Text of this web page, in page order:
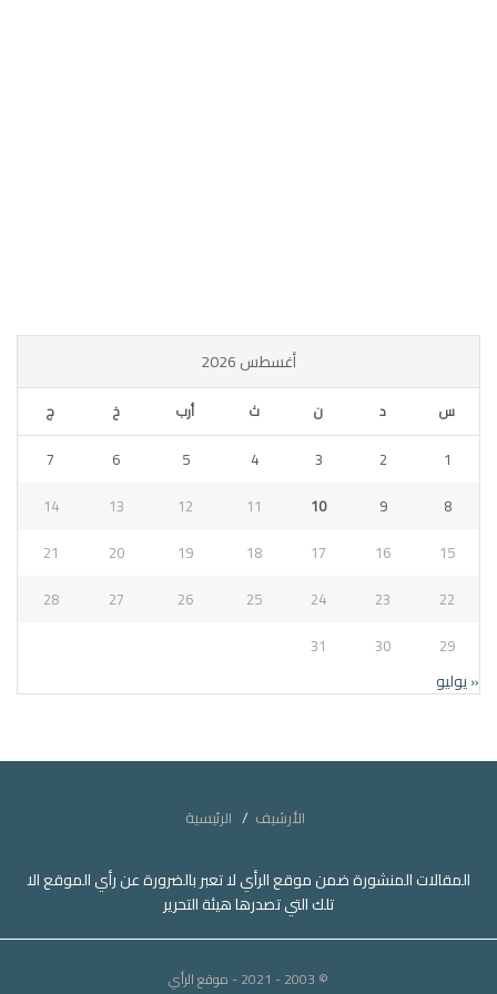
أغسطس 2026
س د ن ث أرب خ ج
1
2
3
4
5
6
7
8
9
10
11
12
13
14
15
16
17
18
19
20
21
22
23
24
25
26
27
28
29
30
31
« يوليو
الأرشيف الرئيسية
المقالات المنشورة ضمن موقع الرأي لا تعبر بالضرورة عن رأي الموقع الا
تلك التي تصدرها هيئة التحرير
© 2003 - 2021 - موقع الرأي